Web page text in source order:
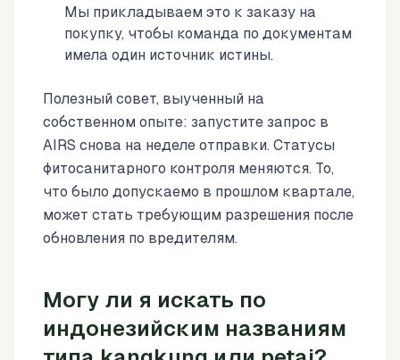
Мы прикладываем это к заказу на
покупку, чтобы команда по документам
имела один источник истины.
Полезный совет, выученный на
собственном опыте: запустите запрос в
AIRS снова на неделе отправки. Статусы
фитосанитарного контроля меняются. То,
что было допускаемо в прошлом квартале,
может стать требующим разрешения после
обновления по вредителям.
Могу ли я искать по
индонезийским названиям